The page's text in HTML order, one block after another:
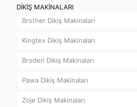
DİKİŞ MAKİNALARI
Brother Dikiş Makinaları
Kingtex Dikiş Makinaları
Broderi Dikiş Makinaları
Pawa Dikiş Makinaları
Zoje Dikiş Makinaları